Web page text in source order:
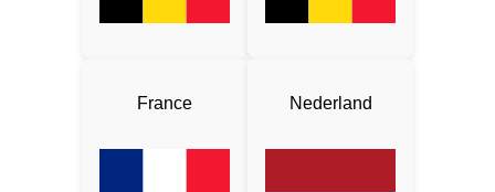
France Nederland